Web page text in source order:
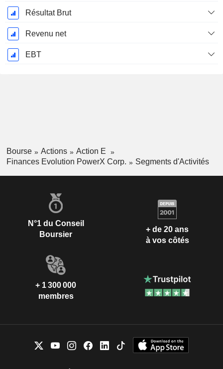
Résultat Brut
Revenu net
EBT
Bourse Actions
Action E
Finances Evolution PowerX Corp.
Segments d'Activités
N°1 du Conseil
Boursier
+ de 20 ans
à vos côtés
+ 1 300 000
membres